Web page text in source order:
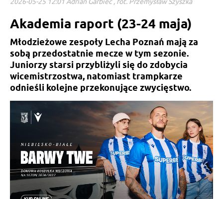
Akademia raport (23-24 maja)
Młodzieżowe zespoły Lecha Poznań mają za
sobą przedostatnie mecze w tym sezonie.
Juniorzy starsi przybliżyli się do zdobycia
wicemistrzostwa, natomiast trampkarze
odnieśli kolejne przekonujące zwycięstwo.